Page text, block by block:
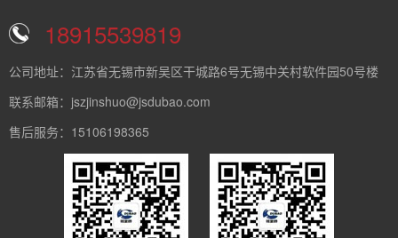
18915539819
公司地址：江苏省无锡市新吴区干城路6号无锡中关村软件园50号楼
联系邮箱：jszjinshuo@jsdubao.com
售后服务：15106198365